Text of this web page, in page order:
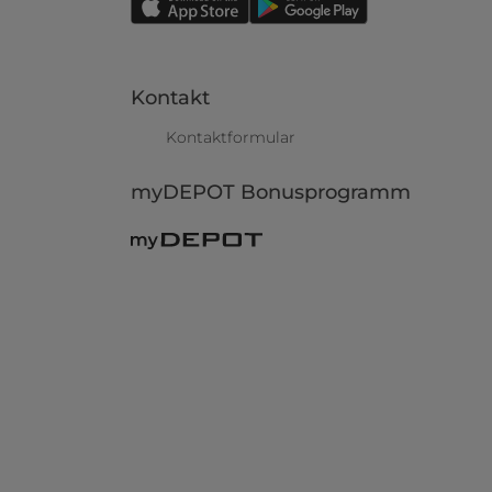
Kontakt
Kontaktformular
myDEPOT Bonusprogramm